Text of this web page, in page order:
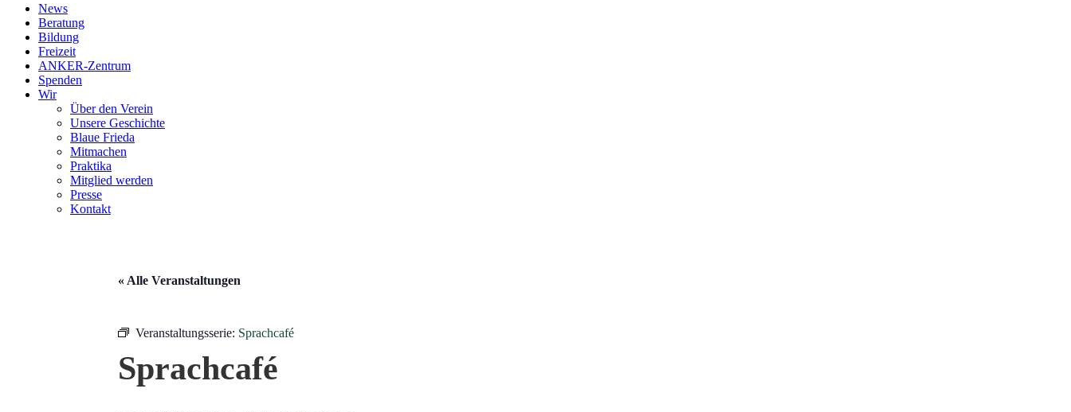
News
Beratung
Bildung
Freizeit
ANKER-Zentrum
Spenden
Wir
Über den Verein
Unsere Geschichte
Blaue Frieda
Mitmachen
Praktika
Mitglied werden
Presse
Kontakt
« Alle Veranstaltungen
Veranstaltungsserie: Sprachcafé
Sprachcafé